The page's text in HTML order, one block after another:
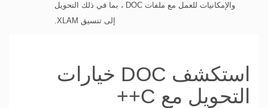
والإمكانيات للعمل مع ملفات DOC ، بما في ذلك التحويل
إلى تنسيق XLAM.
استكشف DOC خيارات
التحويل مع C++